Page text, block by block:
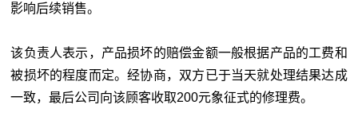
影响后续销售。
该负责人表示，产品损坏的赔偿金额一般根据产品的工费和
被损坏的程度而定。经协商，双方已于当天就处理结果达成
一致，最后公司向该顾客收取200元象征式的修理费。